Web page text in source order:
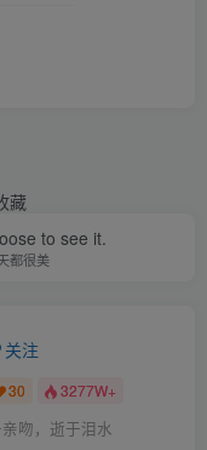
藏
to see it.
都很美
关注
30 3277W+
吻，逝于泪水